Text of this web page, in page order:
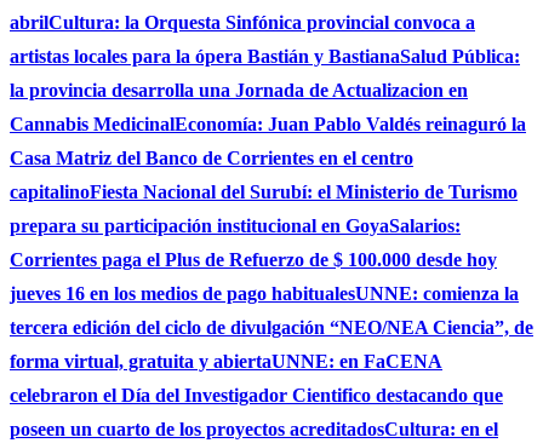
abrilCultura: la Orquesta Sinfónica provincial convoca a
artistas locales para la ópera Bastián y BastianaSalud Pública:
la provincia desarrolla una Jornada de Actualizacion en
Cannabis MedicinalEconomía: Juan Pablo Valdés reinaguró la
Casa Matriz del Banco de Corrientes en el centro
capitalinoFiesta Nacional del Surubí: el Ministerio de Turismo
prepara su participación institucional en GoyaSalarios:
Corrientes paga el Plus de Refuerzo de $ 100.000 desde hoy
jueves 16 en los medios de pago habitualesUNNE: comienza la
tercera edición del ciclo de divulgación “NEO/NEA Ciencia”, de
forma virtual, gratuita y abiertaUNNE: en FaCENA
celebraron el Día del Investigador Cientifico destacando que
poseen un cuarto de los proyectos acreditadosCultura: en el